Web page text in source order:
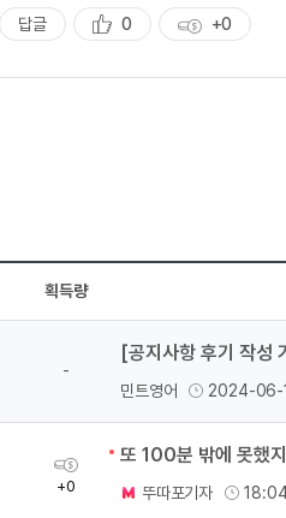
성
답글
추
천
0
획
득
+0
획득량
-
[공지사항 후기 작성
민트영어 2024-06-
획
득
+0
또 100분 밖에 못했
뚜따포기자